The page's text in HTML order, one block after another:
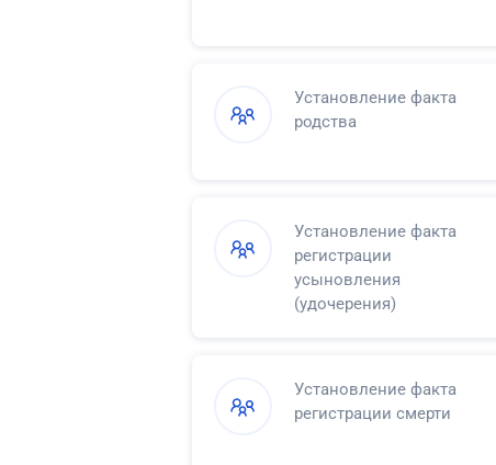
Установление факта
родства
Установление факта
регистрации
усыновления
(удочерения)
Установление факта
регистрации смерти